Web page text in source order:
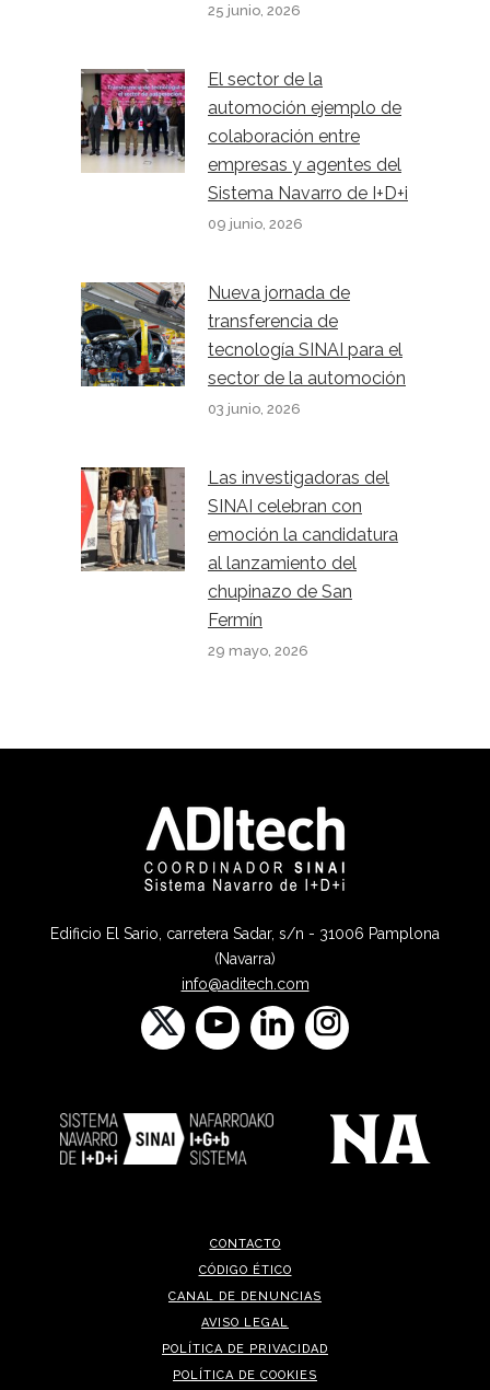
25 junio, 2026
El sector de la
automoción ejemplo de
colaboración entre
empresas y agentes del
Sistema Navarro de I+D+i
09 junio, 2026
Nueva jornada de
transferencia de
tecnología SINAI para el
sector de la automoción
03 junio, 2026
Las investigadoras del
SINAI celebran con
emoción la candidatura
al lanzamiento del
chupinazo de San
Fermín
29 mayo, 2026
Edificio El Sario, carretera Sadar, s/n - 31006 Pamplona
(Navarra)
info@aditech.com
CONTACTO
CÓDIGO ÉTICO
CANAL DE DENUNCIAS
AVISO LEGAL
POLÍTICA DE PRIVACIDAD
POLÍTICA DE COOKIES